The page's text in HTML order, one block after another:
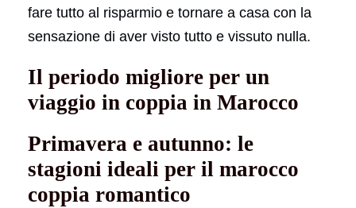
fare tutto al risparmio e tornare a casa con la
sensazione di aver visto tutto e vissuto nulla.
Il periodo migliore per un
viaggio in coppia in Marocco
Primavera e autunno: le
stagioni ideali per il marocco
coppia romantico